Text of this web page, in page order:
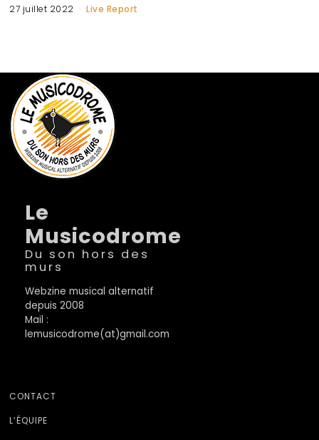
27 juillet 2022 Live Report
Le
Musicodrome
Du son hors des
murs
Webzine musical alternatif
depuis 2008
Mail :
lemusicodrome(at)gmail.com
CONTACT
L’ÉQUIPE